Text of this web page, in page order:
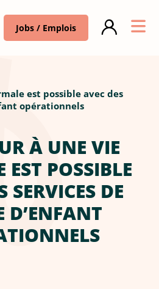
Jobs / Emplois
est possible avec des
opérationnels
À UNE VIE
POSSIBLE
SERVICES DE
D’ENFANT